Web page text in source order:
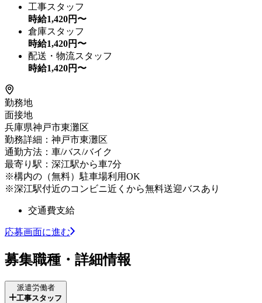
工事スタッフ
時給1,420円〜
倉庫スタッフ
時給1,420円〜
配送・物流スタッフ
時給1,420円〜
勤務地
面接地
兵庫県神戸市東灘区
勤務詳細：神戸市東灘区
通勤方法：車/バス/バイク
最寄り駅：深江駅から車7分
※構内の（無料）駐車場利用OK
※深江駅付近のコンビニ近くから無料送迎バスあり
交通費支給
応募画面に進む
募集職種・詳細情報
派遣労働者
工事スタッフ